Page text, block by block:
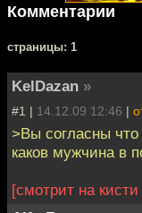
Комментарии
cтраницы: 1
KelDazan »
#1 | 14.12.09 12:46 |
>Вы согласны
каков мужчина в
[смотрит на